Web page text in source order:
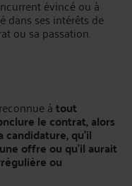
évincé ou à
dans ses intérêts de
ou sa passation.
àtout
le contrat, alors
candidature, qu’il
offre ou qu’il aurait
ou